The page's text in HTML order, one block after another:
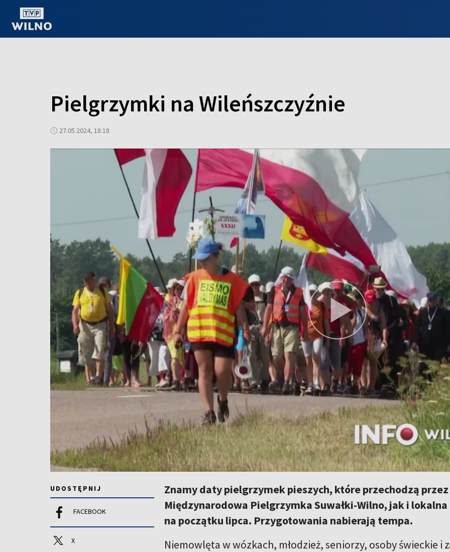
Pielgrzymki na Wileńszczyźnie
27.05.2024, 18:18
UDOSTĘPNIJ
FACEBOOK
X
Znamy daty pielgrzymek pieszych, które przechodzą
Międzynarodowa Pielgrzymka Suwałki-Wilno, jak i
na początku lipca. Przygotowania nabierają tempa.
Niemowlęta w wózkach, młodzież, seniorzy, osoby świeckie i